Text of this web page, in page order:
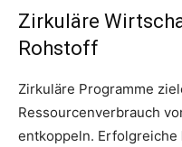
Zirkuläre
Rohstoff
Zirkuläre Programme
Ressourcenverbrauch
entkoppeln. Erfolgreiche